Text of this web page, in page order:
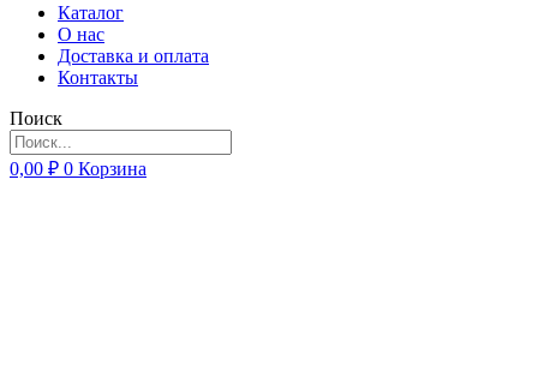
Каталог
О нас
Доставка и оплата
Контакты
Поиск
0,00 ₽ 0 Корзина